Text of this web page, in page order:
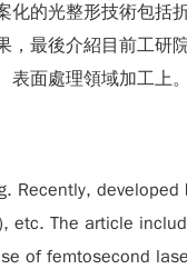
的光整形技術包
最後介紹目前工
面處理領域加工上。
Recently,
etc. The article
of femtosecond